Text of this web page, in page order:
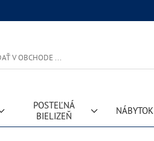
POSTEĽNÁ
BIELIZEŇ
NÁBYTOK